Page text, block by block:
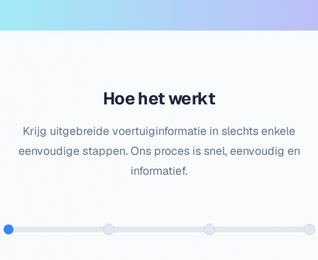
Hoe het werkt
Krijg uitgebreide voertuiginformatie in slechts enkele
eenvoudige stappen. Ons proces is snel, eenvoudig en
informatief.